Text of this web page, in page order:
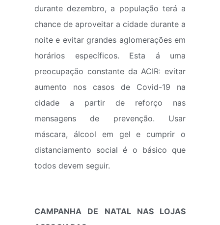
durante dezembro, a população terá a
chance de aproveitar a cidade durante a
noite e evitar grandes aglomerações em
horários específicos. Esta á uma
preocupação constante da ACIR: evitar
aumento nos casos de Covid-19 na
cidade a partir de reforço nas
mensagens de prevenção. Usar
máscara, álcool em gel e cumprir o
distanciamento social é o básico que
todos devem seguir.
CAMPANHA DE NATAL NAS LOJAS